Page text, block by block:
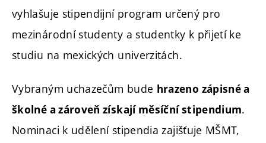
vyhlašuje stipendijní program určený pro
mezinárodní studenty a studentky k přijetí ke
studiu na mexických univerzitách.
Vybraným uchazečům bude hrazeno zápisné a
školné a zároveň získají měsíční stipendium.
Nominaci k udělení stipendia zajišťuje MŠMT,